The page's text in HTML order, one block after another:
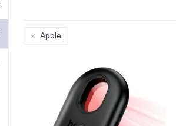
Apple